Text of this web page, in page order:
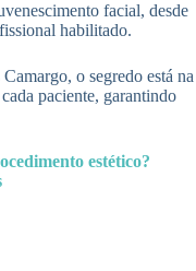
facial, desde
habilitado.
o segredo está na
paciente, garantindo
estético?